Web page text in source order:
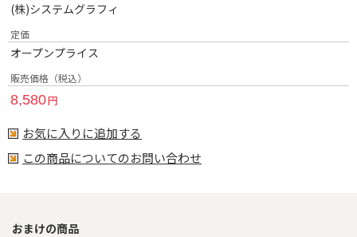
(株)システムグラフィ
定価
オープンプライス
販売価格（税込）
8,580円
お気に入りに追加する
この商品についてのお問い合わせ
おまけの商品